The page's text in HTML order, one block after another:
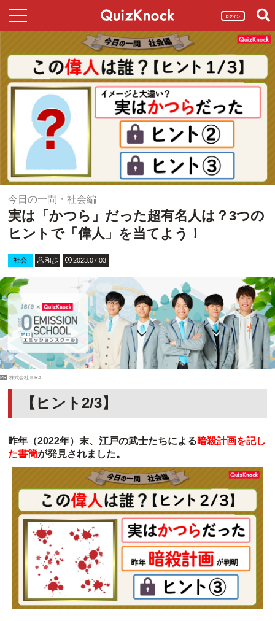
ログイン
今日の一問・社会編
実は「かつら」だった超有名人は？3つの
ヒントで「偉人」を当てよう！
社会 和歩 2023.07.03
PR 株式会社JERA
【ヒント2/3】
昨年（2022年）末、江戸の武士たちによる暗殺計画を記し
た書簡が発見されました。